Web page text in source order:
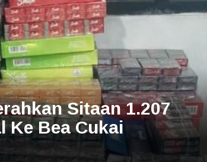
Sitaan 1.207
Ke Bea Cukai